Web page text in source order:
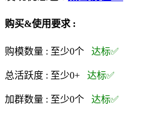
购买&使用要求 :
购模数量 : 至少0个 达标✅
总活跃度 : 至少0+ 达标✅
加群数量 : 至少0个 达标✅